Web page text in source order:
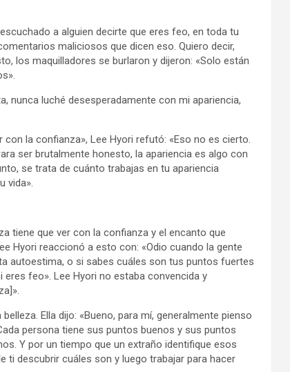
a alguien decirte que eres feo, en toda tu
maliciosos que dicen eso. Quiero decir,
los maquilladores se burlaron y dijeron: «Solo están
nunca luché desesperadamente con mi apariencia,
la confianza», Lee Hyori refutó: «Eso no es cierto.
ser brutalmente honesto, la apariencia es algo con
se trata de cuánto trabajas en tu apariencia
vida».
tiene que ver con la confianza y el encanto que
Hyori reaccionó a esto con: «Odio cuando la gente
autoestima, o si sabes cuáles son tus puntos fuertes
feo». Lee Hyori no estaba convencida y
Ella dijo: «Bueno, para mí, generalmente pienso
persona tiene sus puntos buenos y sus puntos
Y por un tiempo que un extraño identifique esos
ti descubrir cuáles son y luego trabajar para hacer